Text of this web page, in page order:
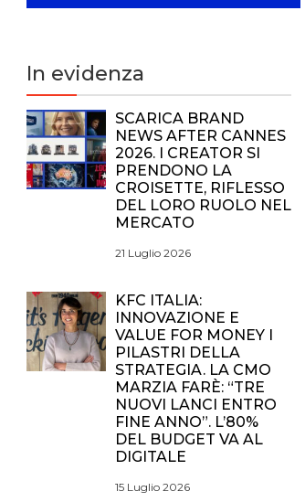
In evidenza
SCARICA BRAND
NEWS AFTER CANNES
2026. I CREATOR SI
PRENDONO LA
CROISETTE, RIFLESSO
DEL LORO RUOLO NEL
MERCATO
21 Luglio 2026
KFC ITALIA:
INNOVAZIONE E
VALUE FOR MONEY I
PILASTRI DELLA
STRATEGIA. LA CMO
MARZIA FARÈ: “TRE
NUOVI LANCI ENTRO
FINE ANNO”. L’80%
DEL BUDGET VA AL
DIGITALE
15 Luglio 2026